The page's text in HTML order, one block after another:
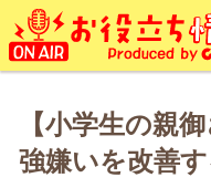
【小学生の親
強嫌いを改善